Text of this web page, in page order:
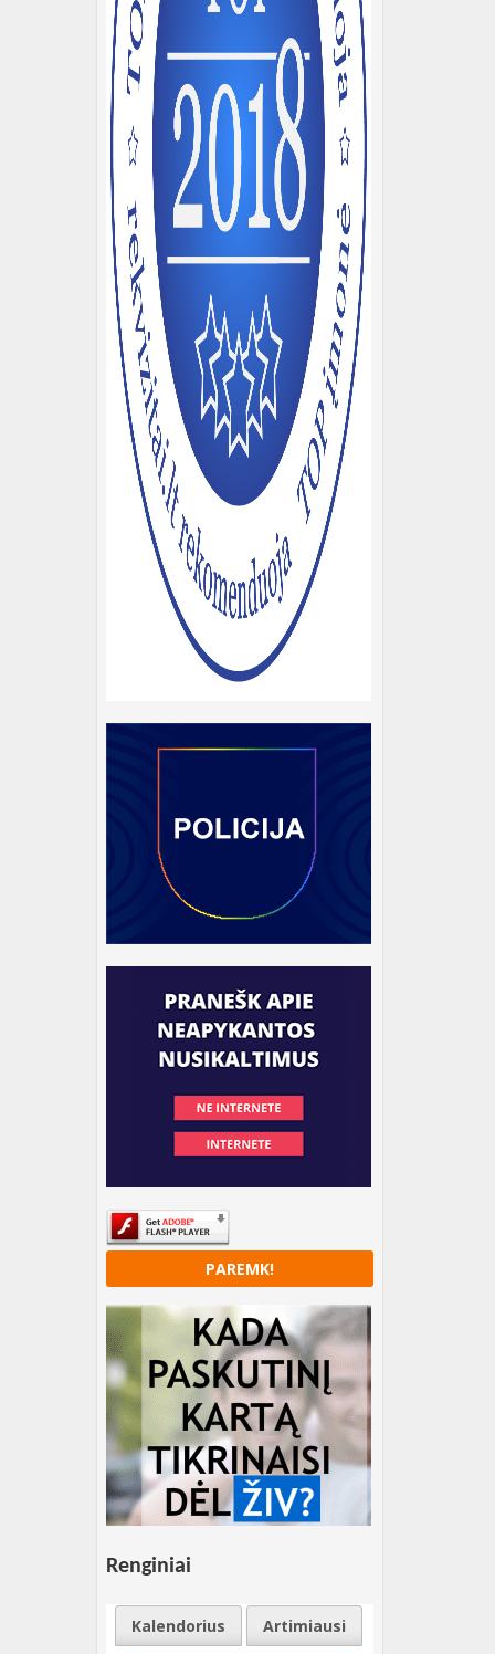
PAREMK!
Renginiai
Kalendorius
Artimiausi